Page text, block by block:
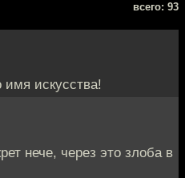
всего: 93
имя искусства!
нече, через это злоба в